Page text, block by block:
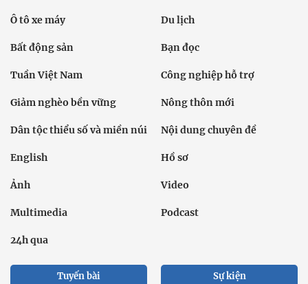
Ô tô xe máy Du lịch
Bất động sản Bạn đọc
Tuần Việt Nam Công nghiệp hỗ trợ
Giảm nghèo bền vững Nông thôn mới
Dân tộc thiểu số và miền núi Nội dung chuyên đề
English Hồ sơ
Ảnh Video
Multimedia Podcast
24h qua
Tuyến bài Sự kiện